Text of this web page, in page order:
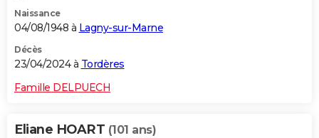
Dictionnaire
Biographies
Citations
Expressions
Proverbes
PROGRAMME TV
S'inscrire
Se connecter
Lycées
Collèges
Primaires
Universités
Entreprises
Service militaire
Avis de recherche
AVIS DE DÉCÈS
FORUM
Bricolage
Lifestyle
Culture
Sport
Auto
Television
Voyage
Cinema
Naissance
04/08/1948 à Lagny-sur-Marne
Décès
23/04/2024 à Tordères
Famille DELPUECH
Eliane HOART (101 ans)